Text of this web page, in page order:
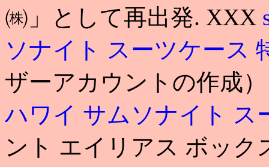
㈱」として再出発. XXX
ソナイト スーツケース
ザーアカウントの作成
ハワイ サムソナイト ス
ント エイリアス ボッ